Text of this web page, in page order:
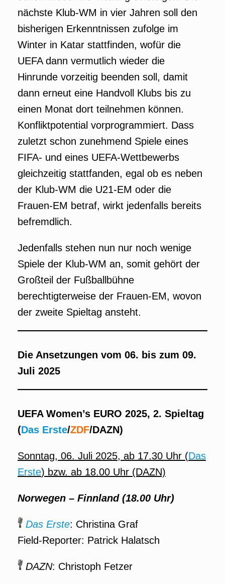
nächste Klub-WM in vier Jahren soll den
bisherigen Erkenntnissen zufolge im
Winter in Katar stattfinden, wofür die
UEFA dann vermutlich wieder die
Hinrunde vorzeitig beenden soll, damit
dann erneut eine Handvoll Klubs bis zu
einen Monat dort teilnehmen können.
Konfliktpotential vorprogrammiert. Dass
zuletzt schon zunehmend Spiele eines
FIFA- und eines UEFA-Wettbewerbs
gleichzeitig stattfanden, egal ob es neben
der Klub-WM die U21-EM oder die
Frauen-EM betraf, wirkt jedenfalls bereits
befremdlich.
Jedenfalls stehen nun nur noch wenige
Spiele der Klub-WM an, somit gehört der
Großteil der Fußballbühne
berechtigterweise der Frauen-EM, wovon
der zweite Spieltag ansteht.
Die Ansetzungen vom 06. bis zum 09.
Juli 2025
UEFA Women’s EURO 2025, 2. Spieltag
(Das Erste/ZDF/DAZN)
Sonntag, 06. Juli 2025, ab 17.30 Uhr (Das
Erste) bzw. ab 18.00 Uhr (DAZN)
Norwegen – Finnland (18.00 Uhr)
Das Erste: Christina Graf
Field-Reporter: Patrick Halatsch
DAZN: Christoph Fetzer